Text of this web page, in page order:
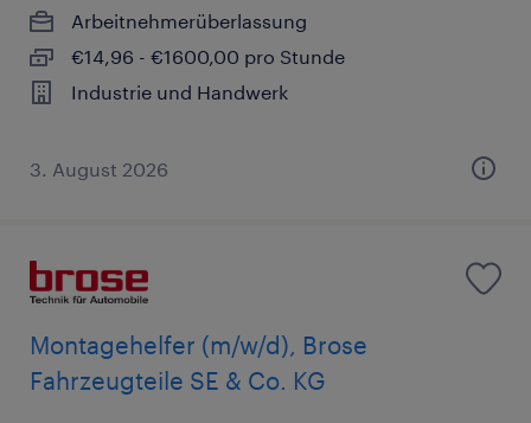
Arbeitnehmerüberlassung
€14,96 - €1600,00 pro Stunde
Industrie und Handwerk
3. August 2026
Montagehelfer (m/w/d), Brose
Fahrzeugteile SE & Co. KG